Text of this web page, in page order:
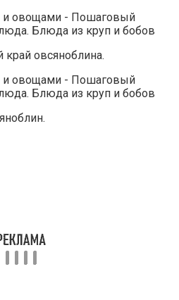
край овсяноблина.